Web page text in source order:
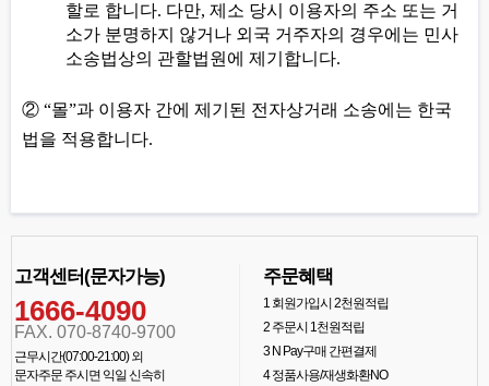
할로 합니다. 다만,제소 당시 이용자의 주소 또는 거
소가 분명하지 않거나 외국 거주자의 경우에는 민사
소송법상의 관할법원에 제기합니다.
② “몰”과 이용자 간에 제기된 전자상거래 소송에는 한국
법을 적용합니다.
고객센터(문자가능)
1666-4090
FAX. 070-8740-9700
근무시간(07:00-21:00) 외
문자주문 주시면 익일 신속히
주문혜택
1회원가입시 2천원적립
2주문시 1천원적립
3N Pay구매 간편결제
4정품사용/재생화환NO